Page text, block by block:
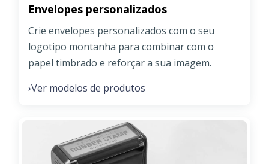
Envelopes personalizados
Crie envelopes personalizados com o seu
logotipo montanha para combinar com o
papel timbrado e reforçar a sua imagem.
›Ver modelos de produtos